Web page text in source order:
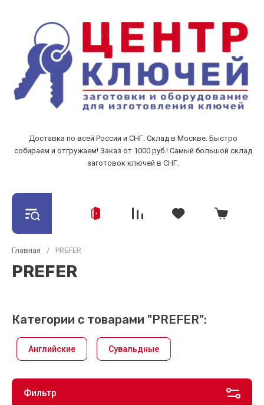
Доставка по всей России и СНГ. Склад в Москве. Быстро
собираем и отгружаем! Заказ от 1000 руб.! Самый большой склад
заготовок ключей в СНГ.
Главная / PREFER
PREFER
Категории с товарами "PREFER":
Английские Сувальдные
Фильтр